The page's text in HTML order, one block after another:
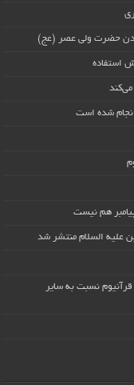
حضرت ولی عصر (عج)
استفاده
شده است
هم نیست
علیه السلام منتشر شد
نسبت به سایر